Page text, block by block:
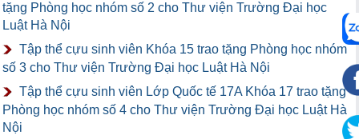
tặng Phòng học nhóm số 2 cho Thư viện Trường Đại học
Luật Hà Nội
Tập thể cựu sinh viên Khóa 15 trao tặng Phòng học nhóm
số 3 cho Thư viện Trường Đại học Luật Hà Nội
Tập thể cựu sinh viên Lớp Quốc tế 17A Khóa 17 trao tặng
Phòng học nhóm số 4 cho Thư viện Trường Đại học Luật Hà
Nội